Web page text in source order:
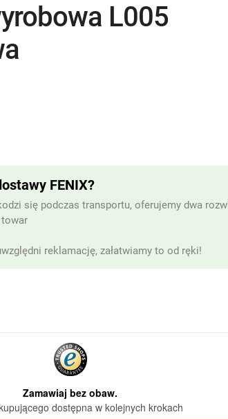
L005
FENIX?
się podczas transportu, oferujemy dwa
reklamację, załatwiamy to od ręki!